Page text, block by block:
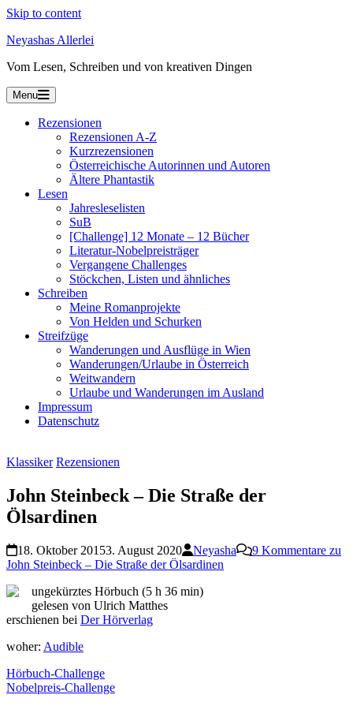
Skip to content
Neyashas Allerlei
Vom Lesen, Schreiben und von kreativen Dingen
Menu
Rezensionen
Rezensionen A-Z
Kurzrezensionen
Österreichische Autorinnen und Autoren
Ältere Phantastik
Lesen
Jahresleselisten
SuB
[Challenge] 12 Monate – 12 Bücher
Literatur-Nobelpreisträger
Vergangene Challenges
Stöckchen, Listen und ähnliches
Schreiben
Meine Romanprojekte
Von Helden und Schurken
Streifzüge
Wanderungen und Ausflüge in Wien
Wanderungen/Urlaube in Österreich
Weitwandern
Urlaube und Wanderungen im Ausland
Impressum
Datenschutz
Klassiker Rezensionen
John Steinbeck – Die Straße der
Ölsardinen
18. Oktober 20153. August 2020 Neyasha 9 Kommentare zu
John Steinbeck – Die Straße der Ölsardinen
ungekürztes Hörbuch (5 h 36 min)
gelesen von Ulrich Matthes
erschienen bei Der Hörverlag
woher: Audible
Hörbuch-Challenge
Nobelpreis-Challenge